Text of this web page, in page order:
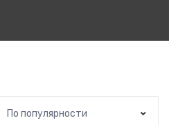
По популярности